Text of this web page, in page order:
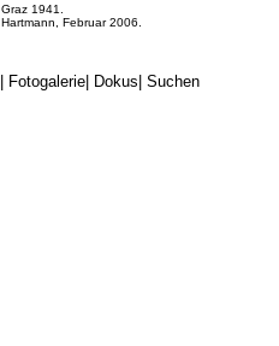
1941.
Februar 2006.
| Fotogalerie| Dokus| Suchen